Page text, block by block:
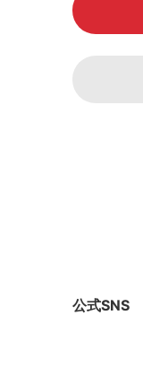
公式SNS